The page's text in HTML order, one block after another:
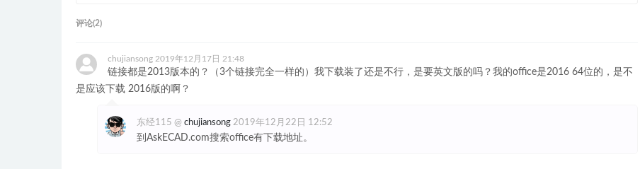
评论(2)
chujiansong 2019年12月17日 21:48
链接都是2013版本的？（3个链接完全一样的）我下载装了还是不行，是要英文版的吗？我的office是2016 64位的，是不
是应该下载 2016版的啊？
东经115 @ chujiansong 2019年12月22日 12:52
到AskECAD.com搜索office有下载地址。